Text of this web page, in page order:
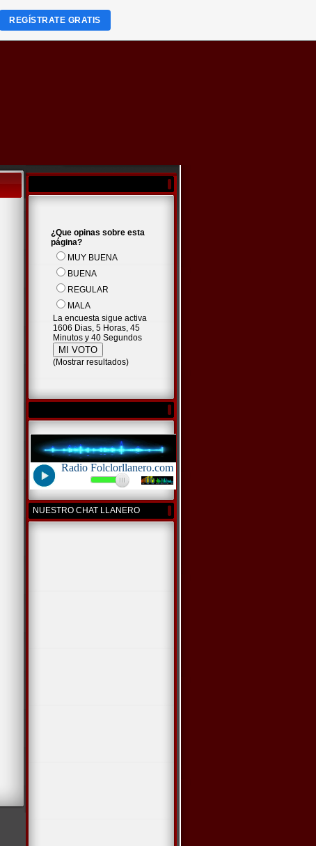
¿Que opinas sobre esta
página?
MUY BUENA
BUENA
REGULAR
MALA
La encuesta sigue activa
1606 Dias, 5 Horas, 45
Minutos y 40 Segundos
(Mostrar resultados)
NUESTRO CHAT LLANERO
REGÍSTRATE GRATIS